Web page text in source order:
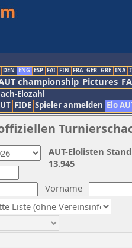
DEN ENG ESP FAI FIN FRA GER GRE INA
championship Pictures
Elozahl
FIDE Spieler anmelden Elo
Vorname
AUT-Elolisten
13.945